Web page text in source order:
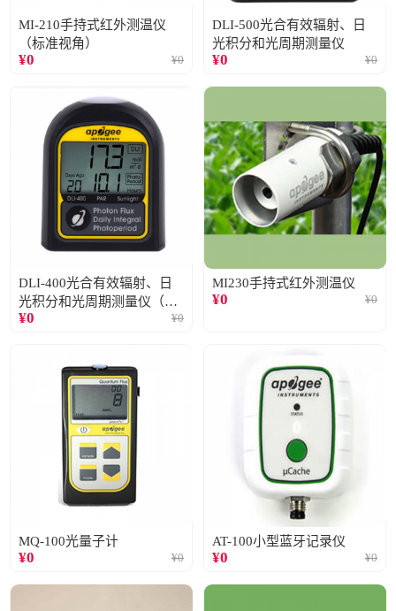
MI-210手持式红外测温仪
（标准视角）
¥0 ¥0
DLI-500光合有效辐射、日
光积分和光周期测量仪
¥0 ¥0
DLI-400光合有效辐射、日
光积分和光周期测量仪（仅
阳光）
¥0 ¥0
MI230手持式红外测温仪
¥0 ¥0
MQ-100光量子计
¥0 ¥0
AT-100小型蓝牙记录仪
¥0 ¥0